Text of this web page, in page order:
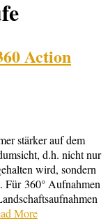
Action
stärker auf dem
d.h. nicht nur
wird, sondern
Für 360° Aufnahmen
More